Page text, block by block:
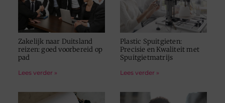
Zakelijk naar Duitsland
reizen: goed voorbereid op
pad
Lees verder »
Plastic Spuitgieten:
Precisie en Kwaliteit met
Spuitgietmatrijs
Lees verder »